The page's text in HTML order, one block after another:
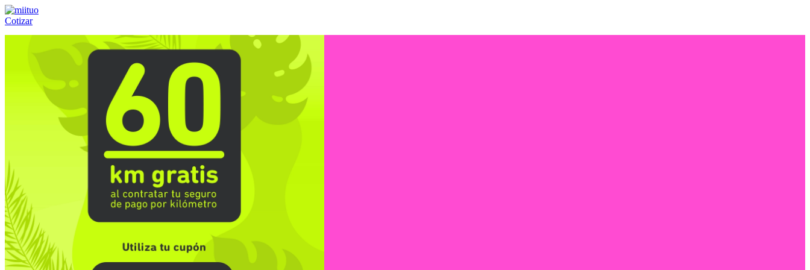
Cotizar
(55) 84-21-05-00ó800-953-00-59